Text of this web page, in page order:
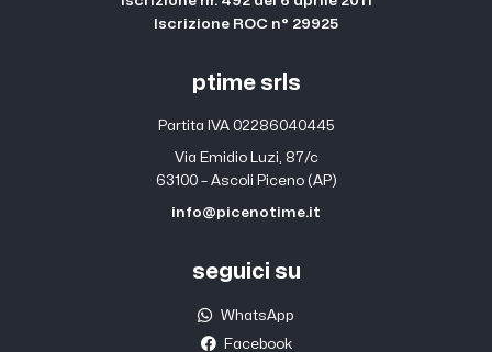
Iscrizione ROC n° 29925
ptime srls
Partita IVA 02286040445
Via Emidio Luzi, 87/c
63100 – Ascoli Piceno (AP)
info@picenotime.it
seguici su
WhatsApp
Facebook